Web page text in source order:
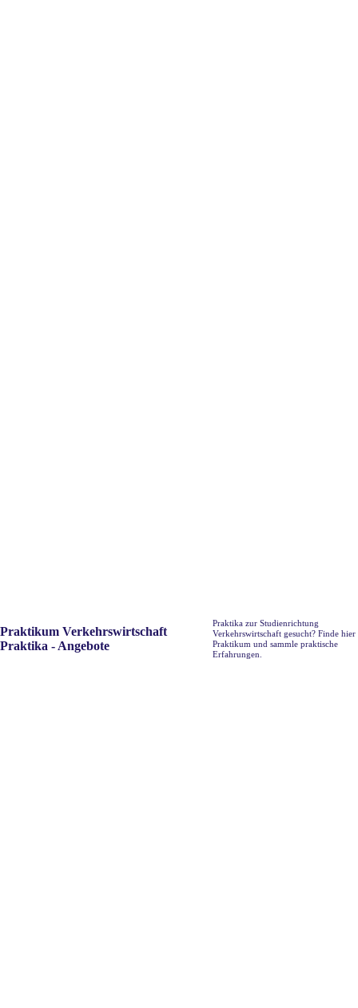
Praktikum Verkehrswirtschaft
Praktika - Angebote
Praktika zur Studienrichtung
Verkehrswirtschaft gesucht? Finde hier
Praktikum und sammle praktische
Erfahrungen.